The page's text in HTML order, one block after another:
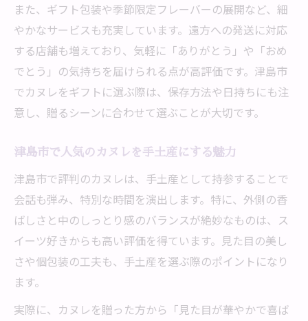
また、ギフト包装や季節限定フレーバーの展開など、細
やかなサービスも充実しています。遠方への発送に対応
する店舗も増えており、気軽に「ありがとう」や「おめ
でとう」の気持ちを届けられる点が高評価です。津島市
でカヌレをギフトに選ぶ際は、保存方法や日持ちにも注
意し、贈るシーンに合わせて選ぶことが大切です。
津島市で人気のカヌレを手土産にする魅力
津島市で評判のカヌレは、手土産として持参することで
会話も弾み、特別な時間を演出します。特に、外側の香
ばしさと中のしっとり感のバランスが絶妙なものは、ス
イーツ好きからも高い評価を得ています。見た目の美し
さや個包装の工夫も、手土産を選ぶ際のポイントになり
ます。
実際に、カヌレを贈った方から「見た目が華やかで喜ば